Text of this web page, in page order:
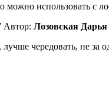
можно использовать с
Автор: Лозовская
чередовать, не за